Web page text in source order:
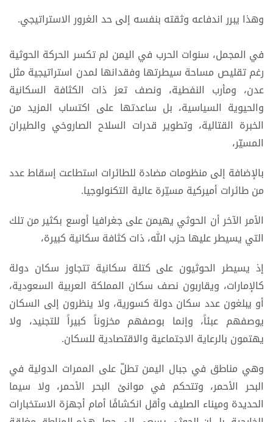
وهذا يبرر اندفاعه وثقته بنفسه إلى حد الغرور الاستراتيجي.
في المجمل، سنوات الحرب في اليمن لم تكسر الحركة الحوثية
رغم تقليص مساحة سيطرتها وفقدانها لمدن استراتيجية مثل
عدن، ومأرب النفطية، ونصف تعز ذات الكثافة السكانية
والحيوية السياسية، بل ساعدتها على اكتساب المزيد من
الخبرة القتالية، وتطوير قدرات السلاح الصاروخي والطيران
المسيّر،
بالإضافة إلى منظومات مضادة للطائرات استطاعت إسقاط عدد
من طائرات أميركية مسيّرة عالية التكنولوجيا.
الأمر الآخر أن الحوثي يهيمن على جغرافيا أوسع بكثير من تلك
التي يسيطر عليها حزب الله، ذات كثافة سكانية كبيرة،
إذ يسيطر الحوثيون على كتلة سكانية تتجاوز سكان دولة
كالإمارات، ويقاربون نصف سكان المملكة العربية السعودية،
أو يبلغون عدد سكان دولة كسورية، ولا ينظرون إلى السكان
يوصفهم عبئاً، وإنما بوصفهم مخزوناً كبيراً للتجنيد، ولا
يهتمون بالرعاية الاجتماعية والاقتصادية للسكان.
وهي مناطق في جبال اليمن تطلّ على الممرات الدولية في
البحر الأحمر، وتتحكم في موانئ البحر الأحمر، ولا سيما
الحديدة وميناء الصليف وأقل انكشافًا أمام أجهزة الاستخبارات